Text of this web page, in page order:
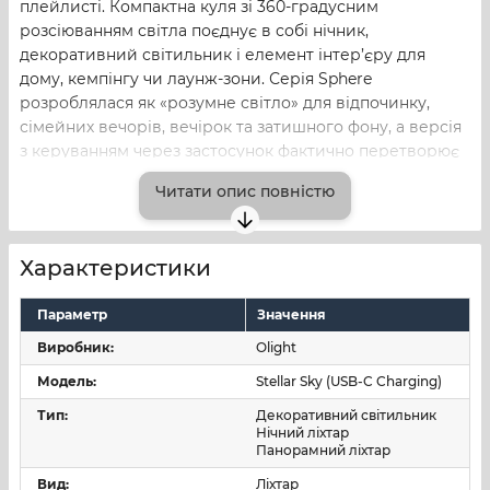
плейлисті. Компактна куля зі 360-градусним
розсіюванням світла поєднує в собі нічник,
декоративний світильник і елемент інтер’єру для
дому, кемпінгу чи лаунж-зони. Серія Sphere
розроблялася як «розумне світло» для відпочинку,
сімейних вечорів, вечірок та затишного фону, а версія
з керуванням через застосунок фактично перетворює
її на невеликий світловий центр керування настроєм.
Конструкція та матеріали
Корпус виконаний у форматі компактної сфери з
рівномірне м’яке світло без різких тіней та «гарячих»
плям. Усередині розміщені теплі білі та RGB-
світлодіоди, які дозволяють змінювати відтінки — від
класичного теплого нічного м'якого світла до яскравих
декоративних кольорів.
Сфера розрахована на розміщення на столі, тумбі,
полиці. Це дає змогу використовувати Sphere як
Читати опис повністю
Характеристики
Параметр
Значення
Виробник:
Olight
Модель: Stellar Sky (USB-C Charging)
Тип:
Декоративний світильник
Нічний ліхтар
Панорамний ліхтар
Вид: Ліхтар